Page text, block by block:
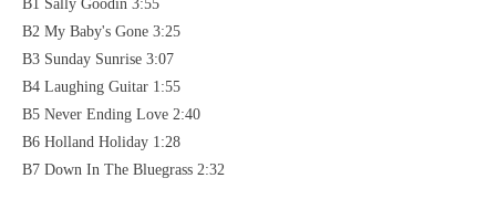
B1 Sally Goodin 3:55
B2 My Baby's Gone 3:25
B3 Sunday Sunrise 3:07
B4 Laughing Guitar 1:55
B5 Never Ending Love 2:40
B6 Holland Holiday 1:28
B7 Down In The Bluegrass 2:32